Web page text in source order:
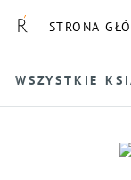
STRONA
WSZYSTKIE